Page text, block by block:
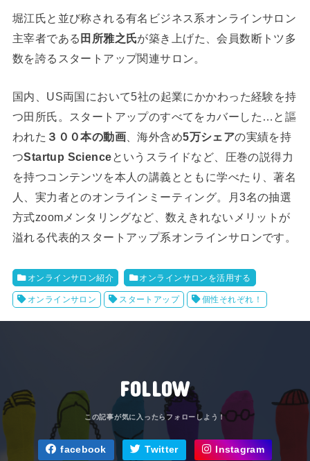
堀江氏と並び称される有名ビジネス系オンラインサロン
主宰者である 田所雅之氏が築き上げた、会員数断トツ多
数を誇るスタートアップ関連サロン。
国内、US両国において5社の起業にかかわった経験を持
つ田所氏。スタートアップのすべてをカバーした…と謳
われた ３００本の動画 、海外含め5万シェアの実績を持
つStartup Scienceというスライドなど、圧巻の説得力
を持つコンテンツを本人の講義とともに学べたり、著名
人、実力者とのオンラインミーティング。月3名の抽選
方式zoomメンタリングなど、数えきれないメリットが
溢れる代表的スタートアップ系オンラインサロンです。
オンラインサロン紹介 オンラインサロンを活用する
オンラインサロン スタートアップ 個性それぞれ！
FOLLOW
facebook Twitter Instagram